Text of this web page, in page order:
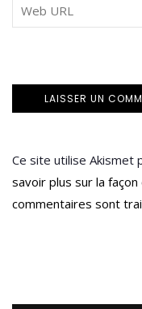
Ce site utilise Akismet
savoir plus sur la
commentaires sont